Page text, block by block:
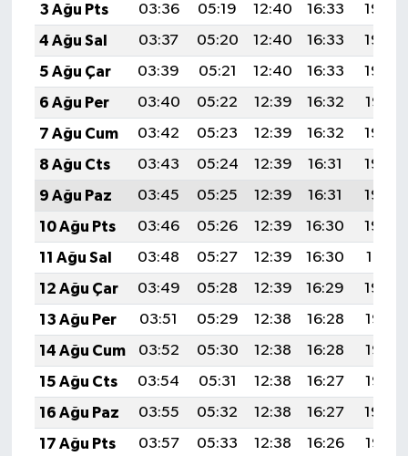
3 Ağu Pts
03:36 05:19 12:40 16:33
19:50
4 Ağu Sal
03:37 05:20 12:40 16:33
19:49
5 Ağu Çar
03:39 05:21 12:40 16:33
19:48
6 Ağu Per
03:40 05:22 12:39 16:32
19:47
7 Ağu Cum
03:42 05:23 12:39 16:32
19:46
8 Ağu Cts
03:43 05:24 12:39 16:31
19:44
9 Ağu Paz
03:45 05:25 12:39 16:31
19:43
10 Ağu Pts
03:46 05:26 12:39 16:30
19:42
11 Ağu Sal
03:48 05:27 12:39 16:30
19:41
12 Ağu Çar
03:49 05:28 12:39 16:29
19:39
13 Ağu Per
03:51 05:29 12:38 16:28
19:38
14 Ağu Cum
03:52 05:30 12:38 16:28
19:37
15 Ağu Cts
03:54 05:31 12:38 16:27
19:35
16 Ağu Paz
03:55 05:32 12:38 16:27
19:34
17 Ağu Pts
03:57 05:33 12:38 16:26
19:32
Genel
Politika
YEREL
BÖLGEDEN
ASAYİŞ
SEÇİM 2015
ÇEVRE
BİLİM VE TEKNOLOJİ
YARIŞMALAR